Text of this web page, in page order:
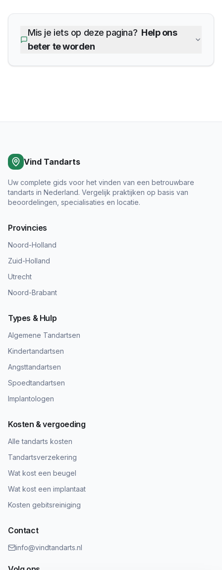
Mis je iets op deze pagina? Help ons
beter te worden
Vind Tandarts
Uw complete gids voor het vinden van een betrouwbare
tandarts in Nederland. Vergelijk praktijken op basis van
beoordelingen, specialisaties en locatie.
Provincies
Noord-Holland
Zuid-Holland
Utrecht
Noord-Brabant
Types & Hulp
Algemene Tandartsen
Kindertandartsen
Angsttandartsen
Spoedtandartsen
Implantologen
Kosten & vergoeding
Alle tandarts kosten
Tandartsverzekering
Wat kost een beugel
Wat kost een implantaat
Kosten gebitsreiniging
Contact
info@vindtandarts.nl